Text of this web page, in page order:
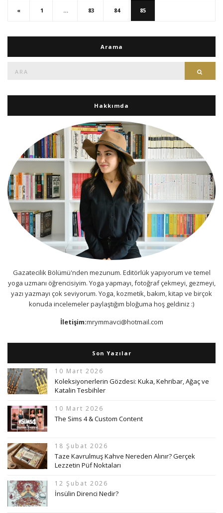
« 1 … 83 84 85
Arama
Hakkımda
Gazatecilik Bölümü'nden mezunum. Editörlük yapıyorum ve temel
yoga uzmanı öğrencisiyim. Yoga yapmayı, fotoğraf çekmeyi, gezmeyi,
yazı yazmayı çok seviyorum. Yoga, kozmetik, bakım, kitap ve birçok
konuda incelemeler paylaştığım bloğuma hoş geldiniz :)
İletişim:mrymmavci@hotmail.com
Son Yazılar
10 Mart 2026
Koleksiyonerlerin Gözdesi: Kuka, Kehribar, Ağaç ve
Katalin Tesbihler
10 Mart 2026
The Sims 4 & Custom Content
18 Şubat 2026
Taze Kavrulmuş Kahve Nereden Alınır? Gerçek
Lezzetin Püf Noktaları
12 Şubat 2026
İnsülin Direnci Nedir?